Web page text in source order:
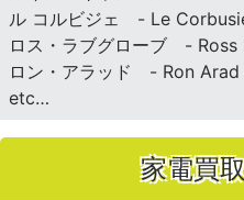
ル コルビジェ - Le
ロス・ラブグローブ -
ロン・アラッド - Ron Arad
etc…
家電買